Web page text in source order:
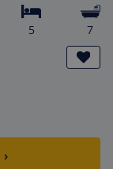
5 7
›